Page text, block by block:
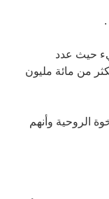
حيث عدد
وأما الهند ففيها اليوم يكثر من مائة مليون
الروحية وأنهم